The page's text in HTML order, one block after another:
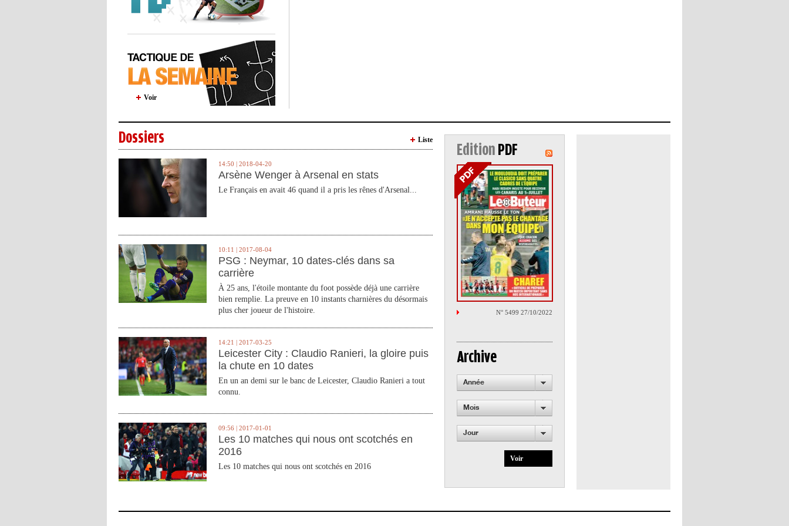
Voir
Dossiers Liste
14:50 | 2018-04-20
Arsène Wenger à Arsenal en stats
Le Français en avait 46 quand il a pris les rênes d'Arsenal...
10:11 | 2017-08-04
PSG : Neymar, 10 dates-clés dans sa
carrière
À 25 ans, l'étoile montante du foot possède déjà une carrière
bien remplie. La preuve en 10 instants charnières du désormais
plus cher joueur de l'histoire.
14:21 | 2017-03-25
Leicester City : Claudio Ranieri, la gloire puis
la chute en 10 dates
En un an demi sur le banc de Leicester, Claudio Ranieri a tout
connu.
09:56 | 2017-01-01
Les 10 matches qui nous ont scotchés en
2016
Les 10 matches qui nous ont scotchés en 2016
Edition PDF
N° 5499 27/10/2022
Archive
Année
Mois
Jour
Voir